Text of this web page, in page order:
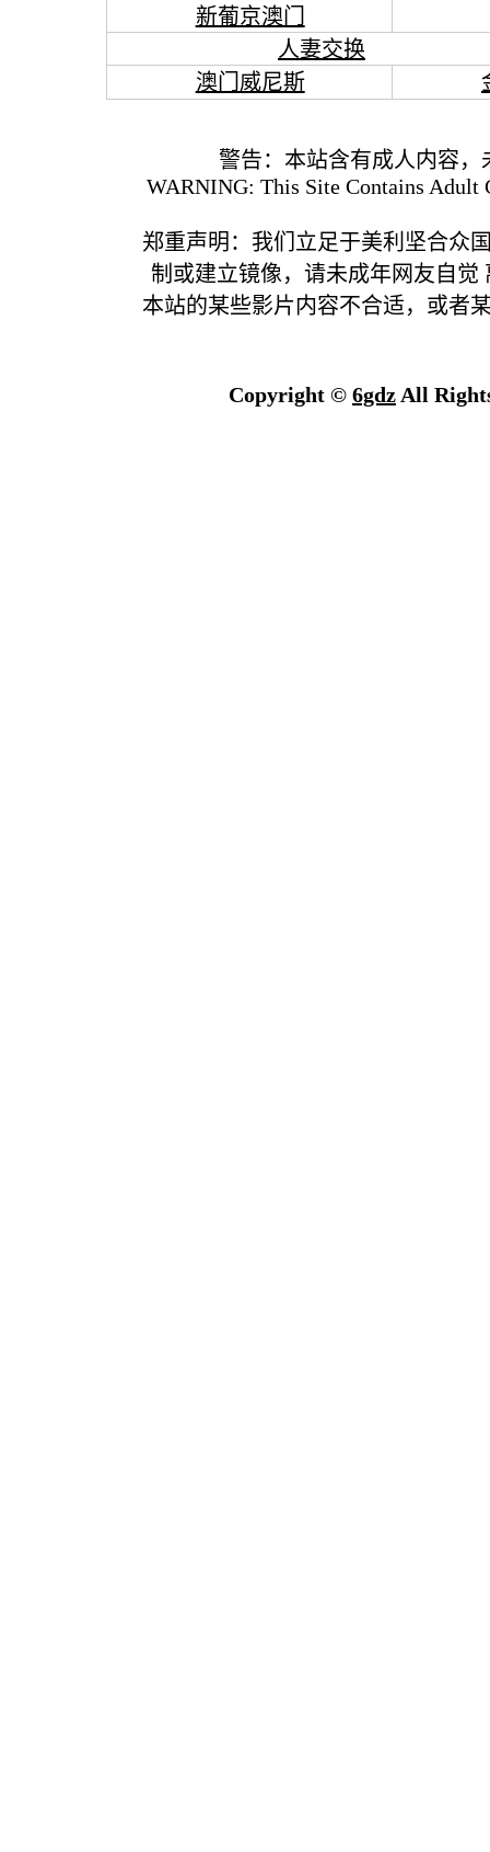
新葡京澳门
人妻交换
澳门威尼斯
警告：本站含有成人内容
WARNING: This Site Contains Adult
郑重声明：我们立足于美利坚合众
制或建立镜像，请未成年网友自
本站的某些影片内容不合适，或者
Copyright © 6gdz All